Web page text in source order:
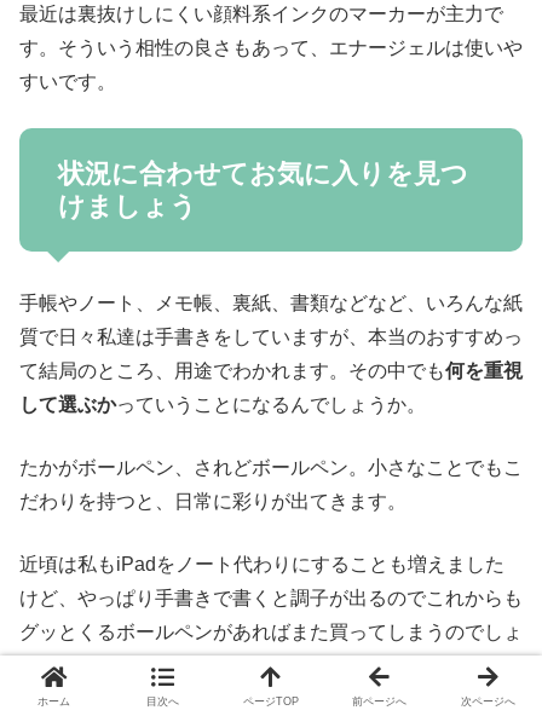
最近は裏抜けしにくい顔料系インクのマーカーが主力で
す。そういう相性の良さもあって、エナージェルは使いや
すいです。
状況に合わせてお気に入りを見つ
けましょう
手帳やノート、メモ帳、裏紙、書類などなど、いろんな紙
質で日々私達は手書きをしていますが、本当のおすすめっ
て結局のところ、用途でわかれます。その中でも何を重視
して選ぶかっていうことになるんでしょうか。
たかがボールペン、されどボールペン。小さなことでもこ
だわりを持つと、日常に彩りが出てきます。
近頃は私もiPadをノート代わりにすることも増えました
けど、やっぱり手書きで書くと調子が出るのでこれからも
グッとくるボールペンがあればまた買ってしまうのでしょ
う・・。その感覚が楽しいから。
ホーム 目次へ ページTOP 前ページへ 次ページへ